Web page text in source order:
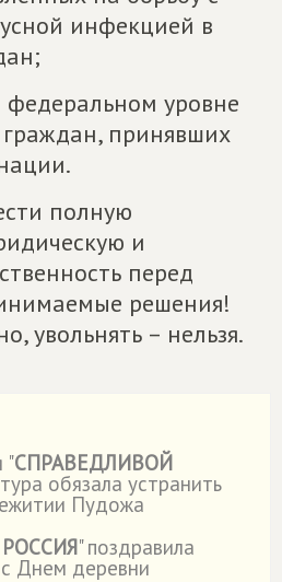
инфекцией в
уровне
принявших
полную
и
перед
решения!
увольнять – нельзя.
"СПРАВЕДЛИВОЙ
обязала устранить
Пудожа
" поздравила
Днем деревни